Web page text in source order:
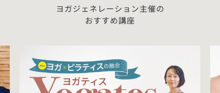
ヨガジェネレーション主催の
おすすめ講座